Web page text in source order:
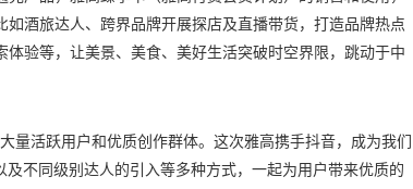
酒旅达人、跨界品牌开展探店及直播带货，打造品牌热点
验等，让美景、美食、美好生活突破时空界限，跳动于中
活跃用户和优质创作群体。这次雅高携手抖音，成为我们
不同级别达人的引入等多种方式，一起为用户带来优质的